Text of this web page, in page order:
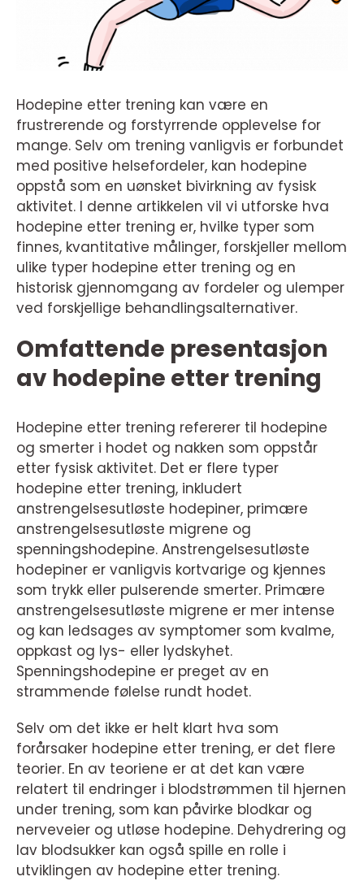
Hodepine etter trening kan være en
frustrerende og forstyrrende opplevelse for
mange. Selv om trening vanligvis er forbundet
med positive helsefordeler, kan hodepine
oppstå som en uønsket bivirkning av fysisk
aktivitet. I denne artikkelen vil vi utforske hva
hodepine etter trening er, hvilke typer som
finnes, kvantitative målinger, forskjeller mellom
ulike typer hodepine etter trening og en
historisk gjennomgang av fordeler og ulemper
ved forskjellige behandlingsalternativer.
Omfattende presentasjon
av hodepine etter trening
Hodepine etter trening refererer til hodepine
og smerter i hodet og nakken som oppstår
etter fysisk aktivitet. Det er flere typer
hodepine etter trening, inkludert
anstrengelsesutløste hodepiner, primære
anstrengelsesutløste migrene og
spenningshodepine. Anstrengelsesutløste
hodepiner er vanligvis kortvarige og kjennes
som trykk eller pulserende smerter. Primære
anstrengelsesutløste migrene er mer intense
og kan ledsages av symptomer som kvalme,
oppkast og lys- eller lydskyhet.
Spenningshodepine er preget av en
strammende følelse rundt hodet.
Selv om det ikke er helt klart hva som
forårsaker hodepine etter trening, er det flere
teorier. En av teoriene er at det kan være
relatert til endringer i blodstrømmen til hjernen
under trening, som kan påvirke blodkar og
nerveveier og utløse hodepine. Dehydrering og
lav blodsukker kan også spille en rolle i
utviklingen av hodepine etter trening.